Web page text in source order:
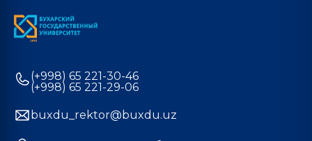
(+998) 65 221-30-46
(+998) 65 221-29-06
buxdu_rektor@buxdu.uz